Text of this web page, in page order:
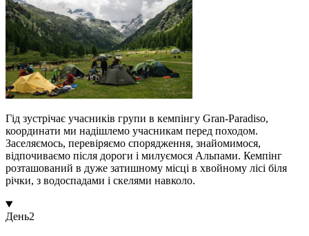
Гід зустрічає учасників групи в кемпінгу Gran-Paradiso,
координати ми надішлемо учасникам перед походом.
Заселяємось, перевіряємо спорядження, знайомимося,
відпочиваємо після дороги і милуємося Альпами. Кемпінг
розташований в дуже затишному місці в хвойному лісі біля
річки, з водоспадами і скелями навколо.
День2